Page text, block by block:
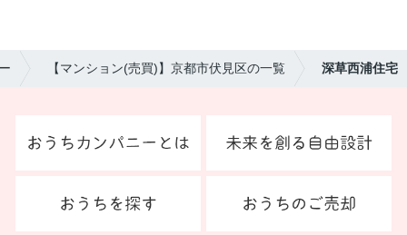
【マンション(売買)】京都市伏見区の一覧 深草西浦住宅